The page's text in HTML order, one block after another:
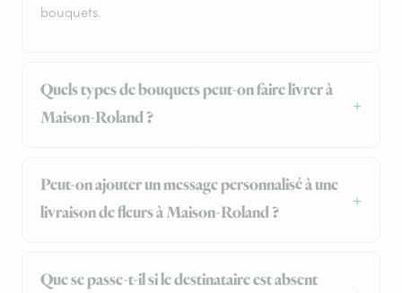
bouquets.
Quels types de bouquets peut-on faire livrer à
Maison-Roland ?
Peut-on ajouter un message personnalisé à une
livraison de fleurs à Maison-Roland ?
Que se passe-t-il si le destinataire est absent